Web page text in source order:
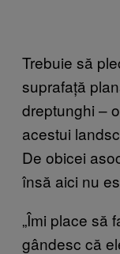
Trebuie să
suprafață
dreptunghi –
acestui
De obicei
însă aici nu
„Îmi place să
gândesc că